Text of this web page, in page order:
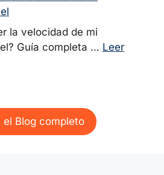
la velocidad de mi
Guía completa … Leer
el Blog completo